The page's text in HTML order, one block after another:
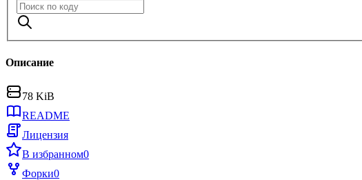
Описание
78 KiB
README
Лицензия
В избранном0
Форки0